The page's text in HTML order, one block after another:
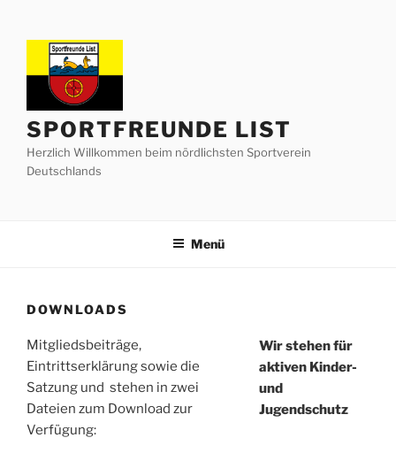
springen
SPORTFREUNDE LIST
Herzlich Willkommen beim nördlichsten Sportverein
Deutschlands
Menü
DOWNLOADS
Mitgliedsbeiträge,
Eintrittserklärung sowie die
Satzung und stehen in zwei
Dateien zum Download zur
Verfügung:
Wir stehen für
aktiven Kinder-
und
Jugendschutz